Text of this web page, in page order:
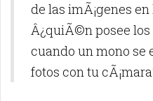
de las imÃ¡genes
Â¿quiÃ©n posee
cuando un mono se
fotos con tu